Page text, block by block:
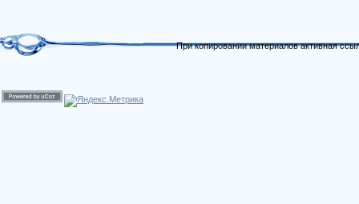
При копировании материалов активная